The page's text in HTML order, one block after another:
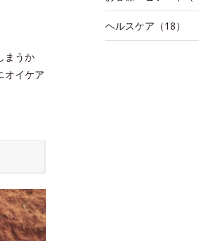
まうか
オイケア
ヘルスケア（18）